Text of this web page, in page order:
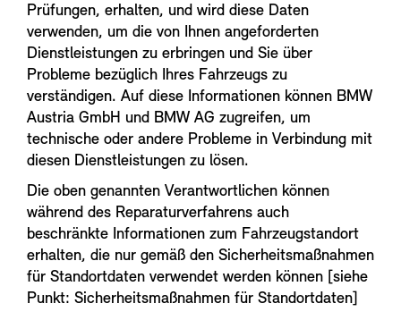
Prüfungen, erhalten, und wird diese Daten
verwenden, um die von Ihnen angeforderten
Dienstleistungen zu erbringen und Sie über
Probleme bezüglich Ihres Fahrzeugs zu
verständigen. Auf diese Informationen können BMW
Austria GmbH und BMW AG zugreifen, um
technische oder andere Probleme in Verbindung mit
diesen Dienstleistungen zu lösen.
Die oben genannten Verantwortlichen können
während des Reparaturverfahrens auch
beschränkte Informationen zum Fahrzeugstandort
erhalten, die nur gemäß den Sicherheitsmaßnahmen
für Standortdaten verwendet werden können [siehe
Punkt: Sicherheitsmaßnahmen für Standortdaten]